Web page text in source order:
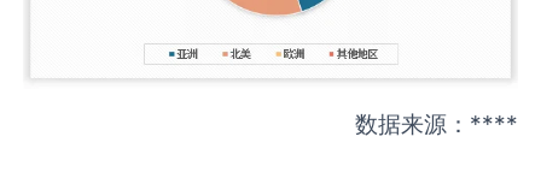
数据来源：****